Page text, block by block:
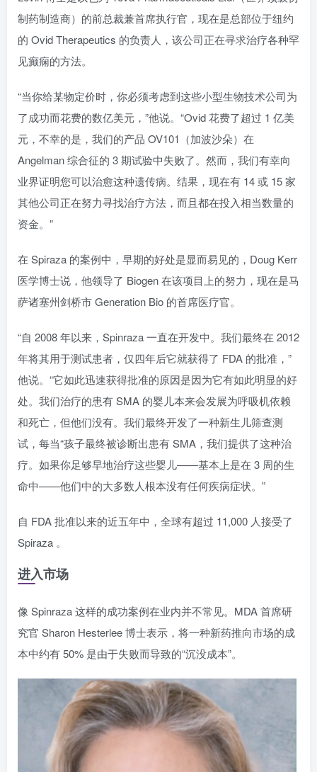
制药制造商）的前总裁兼首席执行官，现在是总部位于纽约
的 Ovid Therapeutics 的负责人，该公司正在寻求治疗各种罕
见癫痫的方法。
“当你给某物定价时，你必须考虑到这些小型生物技术公司为
了成功而花费的数亿美元，”他说。“Ovid 花费了超过 1 亿美
元，不幸的是，我们的产品 OV101（加波沙朵）在
Angelman 综合征的 3 期试验中失败了。然而，我们有幸向
业界证明您可以治愈这种遗传病。结果，现在有 14 或 15 家
其他公司正在努力寻找治疗方法，而且都在投入相当数量的
资金。”
在 Spiraza 的案例中，早期的好处是显而易见的，Doug Kerr
医学博士说，他领导了 Biogen 在该项目上的努力，现在是马
萨诸塞州剑桥市 Generation Bio 的首席医疗官。
“自 2008 年以来，Spinraza 一直在开发中。我们最终在 2012
年将其用于测试患者，仅四年后它就获得了 FDA 的批准，”
他说。“它如此迅速获得批准的原因是因为它有如此明显的好
处。我们治疗的患有 SMA 的婴儿本来会发展为呼吸机依赖
和死亡，但他们没有。我们最终开发了一种新生儿筛查测
试，每当“孩子最终被诊断出患有 SMA，我们提供了这种治
疗。如果你足够早地治疗这些婴儿——基本上是在 3 周的生
命中——他们中的大多数人根本没有任何疾病症状。”
自 FDA 批准以来的近五年中，全球有超过 11,000 人接受了
Spiraza 。
进入市场
像 Spinraza 这样的成功案例在业内并不常见。MDA 首席研
究官 Sharon Hesterlee 博士表示，将一种新药推向市场的成
本中约有 50% 是由于失败而导致的“沉没成本”。